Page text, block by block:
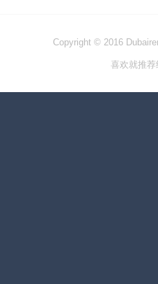
Copyright © 2016
喜欢就推荐